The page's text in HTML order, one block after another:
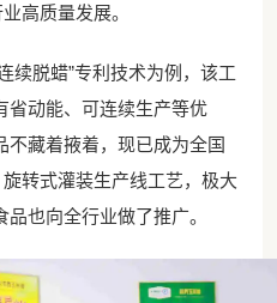
高质量发展。
续脱蜡”专利技术为例，该工
省动能、可连续生产等优
不藏着掖着，现已成为全国
转式灌装生产线工艺，极大
也向全行业做了推广。